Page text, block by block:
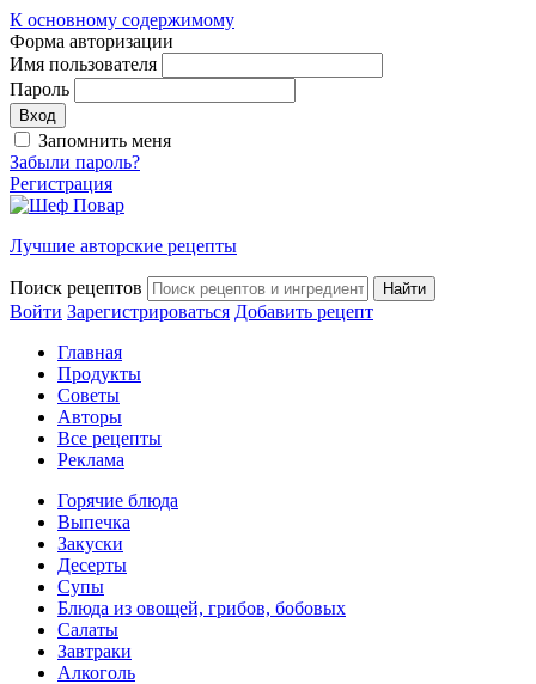
К основному содержимому
Форма авторизации
Имя пользователя
Пароль
Запомнить меня
Забыли пароль?
Регистрация
Лучшие авторские рецепты
Поиск рецептов
Войти Зарегистрироваться Добавить рецепт
Главная
Продукты
Советы
Авторы
Все рецепты
Реклама
Горячие блюда
Выпечка
Закуски
Десерты
Супы
Блюда из овощей, грибов, бобовых
Салаты
Завтраки
Алкоголь